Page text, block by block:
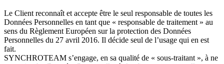
Le Client reconnaît et accepte être le seul responsable de toutes les
Données Personnelles en tant que « responsable de traitement » au
sens du Règlement Européen sur la protection des Données
Personnelles du 27 avril 2016. Il décide seul de l’usage qui en est
fait.
SYNCHROTEAM s’engage, en sa qualité de « sous-traitant », à ne